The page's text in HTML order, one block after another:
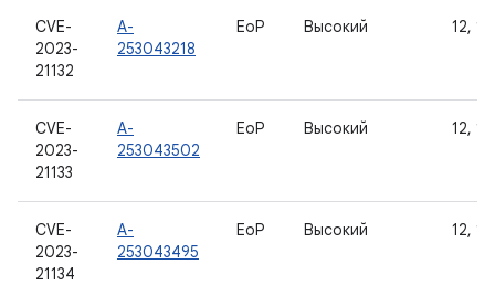
CVE-
2023-
21132
A-
253043218
EoP Высокий 12,
CVE-
2023-
21133
A-
253043502
EoP Высокий 12,
CVE-
2023-
21134
A-
253043495
EoP Высокий 12,